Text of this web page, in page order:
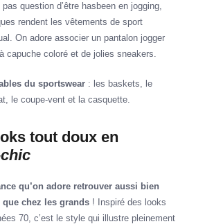
question d’être hasbeen en jogging,
rendent les vêtements de sport
On adore associer un pantalon jogger
capuche coloré et de jolies sneakers.
du sportswear : les baskets, le
le coupe-vent et la casquette.
tout doux en
qu’on adore retrouver aussi bien
chez les grands ! Inspiré des looks
70, c’est le style qui illustre pleinement